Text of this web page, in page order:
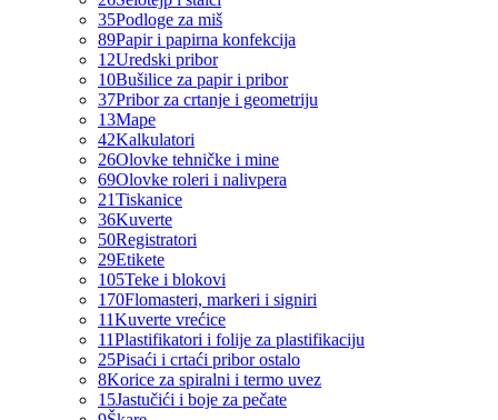
35Podloge za miš
89Papir i papirna konfekcija
12Uredski pribor
10Bušilice za papir i pribor
37Pribor za crtanje i geometriju
13Mape
42Kalkulatori
26Olovke tehničke i mine
69Olovke roleri i nalivpera
21Tiskanice
36Kuverte
50Registratori
29Etikete
105Teke i blokovi
170Flomasteri, markeri i signiri
11Kuverte vrećice
11Plastifikatori i folije za plastifikaciju
25Pisaći i crtaći pribor ostalo
8Korice za spiralni i termo uvez
15Jastučići i boje za pečate